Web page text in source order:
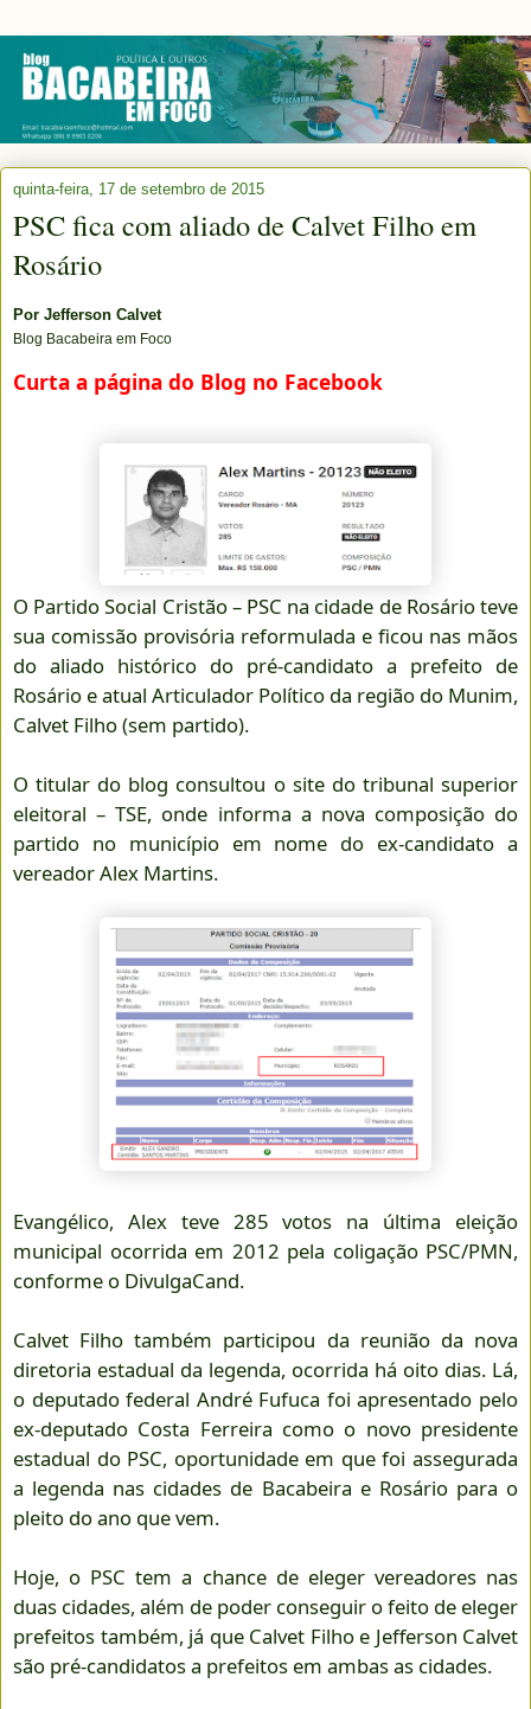
quinta-feira, 17 de setembro de 2015
PSC fica com aliado de Calvet Filho em
Rosário
Por Jefferson Calvet
Blog Bacabeira em Foco
Curta a página do Blog no Facebook
O Partido Social Cristão – PSC na cidade de Rosário teve
sua comissão provisória reformulada e ficou nas mãos
do aliado histórico do pré-candidato a prefeito de
Rosário e atual Articulador Político da região do Munim,
Calvet Filho (sem partido).
O titular do blog consultou o site do tribunal superior
eleitoral – TSE, onde informa a nova composição do
partido no município em nome do ex-candidato a
vereador Alex Martins.
Evangélico, Alex teve 285 votos na última eleição
municipal ocorrida em 2012 pela coligação PSC/PMN,
conforme o DivulgaCand.
Calvet Filho também participou da reunião da nova
diretoria estadual da legenda, ocorrida há oito dias. Lá,
o deputado federal André Fufuca foi apresentado pelo
ex-deputado Costa Ferreira como o novo presidente
estadual do PSC, oportunidade em que foi assegurada
a legenda nas cidades de Bacabeira e Rosário para o
pleito do ano que vem.
Hoje, o PSC tem a chance de eleger vereadores nas
duas cidades, além de poder conseguir o feito de eleger
prefeitos também, já que Calvet Filho e Jefferson Calvet
são pré-candidatos a prefeitos em ambas as cidades.